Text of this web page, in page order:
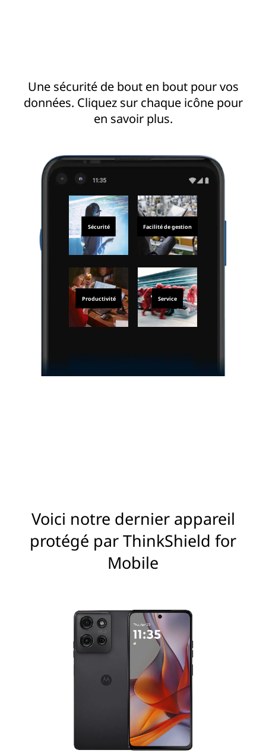
Une sécurité de bout en bout pour vos
données. Cliquez sur chaque icône pour
en savoir plus.
Sécurité Facilité de gestion
Productivité Service
Voici notre dernier appareil
protégé par ThinkShield for
Mobile